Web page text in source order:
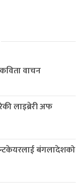
वाचन
लाइब्रेरी अफ
बंगलादेशको